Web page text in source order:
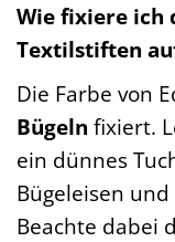
Wie fixiere ich
Textilstiften
Die Farbe von
Bügeln fixiert.
ein dünnes
Bügeleisen
Beachte dabei